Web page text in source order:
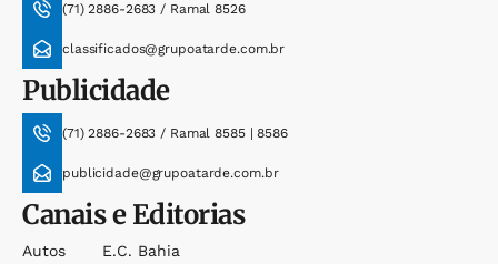
(71) 2886-2683 / Ramal 8526
classificados@grupoatarde.com.br
Publicidade
(71) 2886-2683 / Ramal 8585 | 8586
publicidade@grupoatarde.com.br
Canais e Editorias
Autos
E.c. Bahia